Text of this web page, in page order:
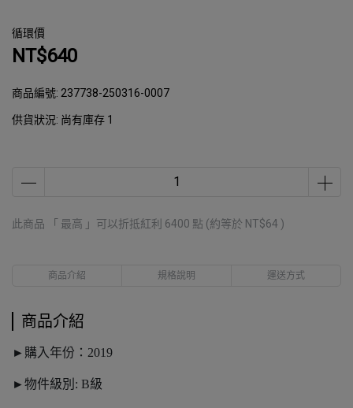
循環價
NT$640
商品編號:237738-250316-0007
供貨狀況: 尚有庫存 1
此商品 「 最高 」可以折抵紅利 6400 點 (約等於 NT$64 )
商品介紹 規格說明 運送方式
商品介紹
►購入年份：2019
►物件級別: B級